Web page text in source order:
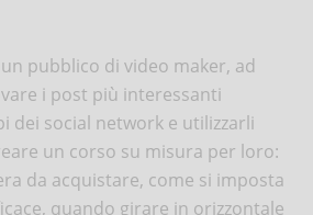
pubblico di video maker, ad
i post più interessanti
dei social network e utilizzarli
un corso su misura per loro:
da acquistare, come si imposta
quando girare in orizzontale